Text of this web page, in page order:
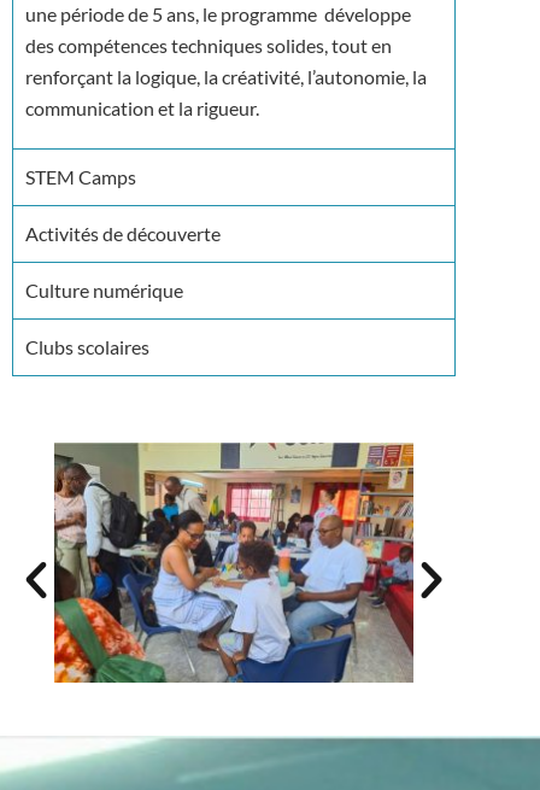
une période de 5 ans, le programme développe
des compétences techniques solides, tout en
renforçant la logique, la créativité, l’autonomie, la
communication et la rigueur.
STEM Camps
Activités de découverte
Culture numérique
Clubs scolaires